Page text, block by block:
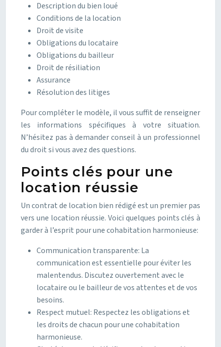
Description du bien loué
Conditions de la location
Droit de visite
Obligations du locataire
Obligations du bailleur
Droit de résiliation
Assurance
Résolution des litiges
Pour compléter le modèle, il vous suffit de renseigner
les informations spécifiques à votre situation.
N’hésitez pas à demander conseil à un professionnel
du droit si vous avez des questions.
Points clés pour une
location réussie
Un contrat de location bien rédigé est un premier pas
vers une location réussie. Voici quelques points clés à
garder à l’esprit pour une cohabitation harmonieuse:
Communication transparente: La
communication est essentielle pour éviter les
malentendus. Discutez ouvertement avec le
locataire ou le bailleur de vos attentes et de vos
besoins.
Respect mutuel: Respectez les obligations et
les droits de chacun pour une cohabitation
harmonieuse.